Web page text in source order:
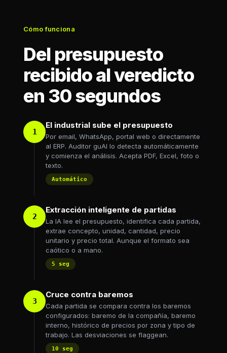
Cómo funciona
Del presupuesto
recibido al veredicto
en 30 segundos
1
El industrial sube el presupuesto
Por email, WhatsApp, portal web o directamente
al ERP. Auditor guAI lo detecta automáticamente
y comienza el análisis. Acepta PDF, Excel, foto o
texto.
Automático
2
Extracción inteligente de partidas
La IA lee el presupuesto, identifica cada partida,
extrae concepto, unidad, cantidad, precio
unitario y precio total. Aunque el formato sea
caótico o a mano.
5 seg
3
Cruce contra baremos
Cada partida se compara contra los baremos
configurados: baremo de la compañía, baremo
interno, histórico de precios por zona y tipo de
trabajo. Las desviaciones se flaggean.
10 seg